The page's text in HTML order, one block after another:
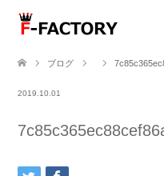
ブログ
2019.10.01